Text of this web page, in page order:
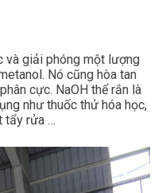
và giải phóng một lượng
Nó cũng hòa tan
cực. NaOH thể rắn là
như thuốc thử hóa học,
tẩy rửa …